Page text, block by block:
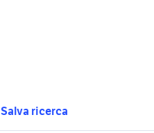
Salva ricerca